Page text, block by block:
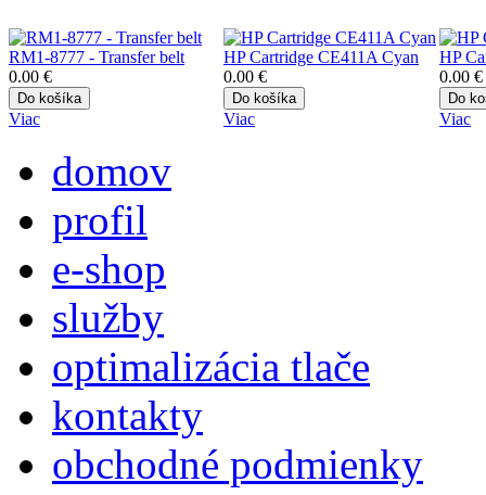
RM1-8777 - Transfer belt
0.00 €
Viac
HP Cartridge CE411A Cyan
0.00 €
Viac
HP
0.00 €
Viac
domov
profil
e-shop
služby
optimalizácia tlače
kontakty
obchodné podmienky